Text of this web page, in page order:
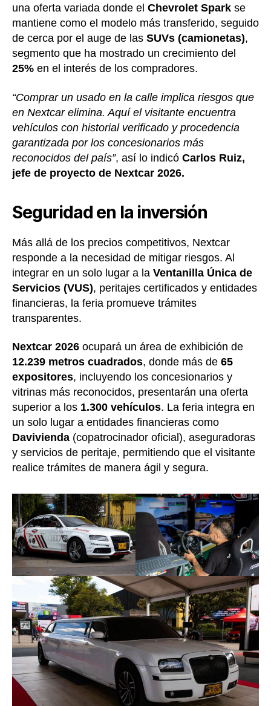
una oferta variada donde el Chevrolet Spark se
mantiene como el modelo más transferido, seguido
de cerca por el auge de las SUVs (camionetas),
segmento que ha mostrado un crecimiento del
25% en el interés de los compradores.
“Comprar un usado en la calle implica riesgos que
en Nextcar elimina. Aquí el visitante encuentra
vehículos con historial verificado y procedencia
garantizada por los concesionarios más
reconocidos del país”, así lo indicó Carlos Ruiz,
jefe de proyecto de Nextcar 2026.
Seguridad en la inversión
Más allá de los precios competitivos, Nextcar
responde a la necesidad de mitigar riesgos. Al
integrar en un solo lugar a la Ventanilla Única de
Servicios (VUS), peritajes certificados y entidades
financieras, la feria promueve trámites
transparentes.
Nextcar 2026 ocupará un área de exhibición de
12.239 metros cuadrados, donde más de 65
expositores, incluyendo los concesionarios y
vitrinas más reconocidos, presentarán una oferta
superior a los 1.300 vehículos. La feria integra en
un solo lugar a entidades financieras como
Davivienda (copatrocinador oficial), aseguradoras
y servicios de peritaje, permitiendo que el visitante
realice trámites de manera ágil y segura.